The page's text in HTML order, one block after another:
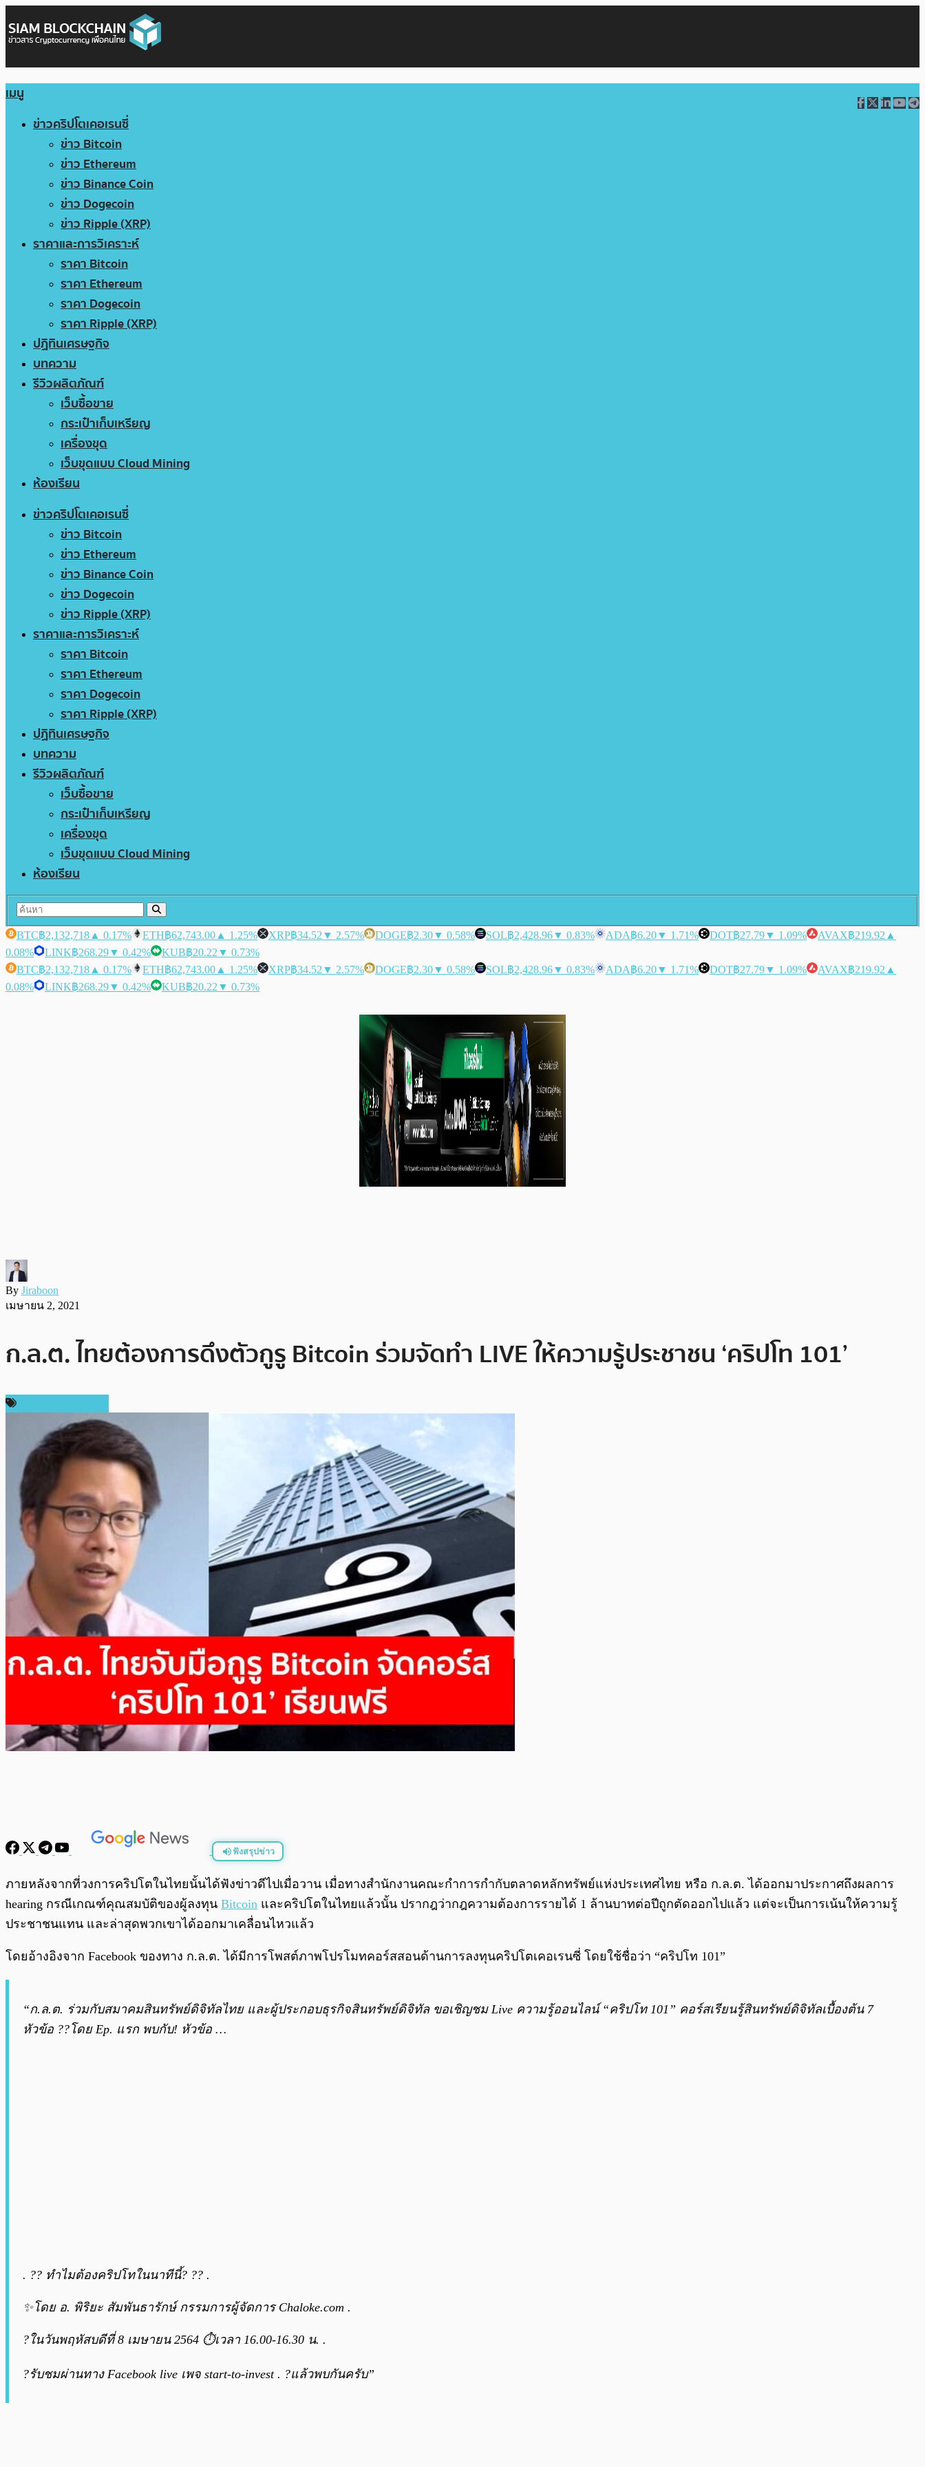
เมนู
ข่าวคริปโตเคอเรนซี่
ข่าว Bitcoin
ข่าว Ethereum
ข่าว Binance Coin
ข่าว Dogecoin
ข่าว Ripple (XRP)
ราคาและการวิเคราะห์
ราคา Bitcoin
ราคา Ethereum
ราคา Dogecoin
ราคา Ripple (XRP)
ปฏิทินเศรษฐกิจ
บทความ
รีวิวผลิตภัณฑ์
เว็บซื้อขาย
กระเป๋าเก็บเหรียญ
เครื่องขุด
เว็บขุดแบบ Cloud Mining
ห้องเรียน
ข่าวคริปโตเคอเรนซี่
ข่าว Bitcoin
ข่าว Ethereum
ข่าว Binance Coin
ข่าว Dogecoin
ข่าว Ripple (XRP)
ราคาและการวิเคราะห์
ราคา Bitcoin
ราคา Ethereum
ราคา Dogecoin
ราคา Ripple (XRP)
ปฏิทินเศรษฐกิจ
บทความ
รีวิวผลิตภัณฑ์
เว็บซื้อขาย
กระเป๋าเก็บเหรียญ
เครื่องขุด
เว็บขุดแบบ Cloud Mining
ห้องเรียน
BTC฿2,132,718 ▲ 0.17% ETH฿62,743.00 ▲ 1.25% XRP฿34.52 ▼ 2.57% DOGE฿2.30▼ 0.58% SOL฿2,428.96▼ 0.83% ADA฿6.20▼ 1.71% DOT฿27.79▼ 1.09% AVAX฿219.92 ▲
0.08%
LINK฿268.29▼ 0.42% KUB฿20.22 ▼ 0.73%
BTC฿2,132,718 ▲ 0.17% ETH฿62,743.00 ▲ 1.25% XRP฿34.52 ▼ 2.57% DOGE฿2.30▼ 0.58% SOL฿2,428.96▼ 0.83% ADA฿6.20▼ 1.71% DOT฿27.79▼ 1.09% AVAX฿219.92 ▲
0.08%
LINK฿268.29▼ 0.42% KUB฿20.22 ▼ 0.73%
By Jiraboon
เมษายน 2, 2021
ก.ล.ต. ไทยต้องการดึงตัวกูรู Bitcoin ร่วมจัดทำ LIVE ให้ความรู้ประชาชน ‘คริปโท 101’
ฟังสรุปข่าว
พร้อมเล่น /
ภายหลังจากที่วงการคริปโตในไทยนั้นได้ฟังข่าวดีไปเมื่อวาน เมื่อทางสำนักงานคณะกำการกำกับตลาดหลักทรัพย์แห่งประเทศไทย หรือ ก.ล.ต. ได้ออกมาประกาศถึงผลการ
hearing กรณีเกณฑ์คุณสมบัติของผู้ลงทุน Bitcoin และคริปโตในไทยแล้วนั้น ปรากฎว่ากฎความต้องการรายได้ 1 ล้านบาทต่อปีถูกตัดออกไปแล้ว แต่จะเป็นการเน้นให้ความรู้
ประชาชนแทน และล่าสุดพวกเขาได้ออกมาเคลื่อนไหวแล้ว
โดยอ้างอิงจาก Facebook ของทาง ก.ล.ต. ได้มีการโพสต์ภาพโปรโมทคอร์สสอนด้านการลงทุนคริปโตเคอเรนซี่ โดยใช้ชื่อว่า “คริปโท 101”
“ก.ล.ต. ร่วมกับสมาคมสินทรัพย์ดิจิทัลไทย และผู้ประกอบธุรกิจสินทรัพย์ดิจิทัล ขอเชิญชม Live ความรู้ออนไลน์ “คริปโท 101” คอร์สเรียนรู้สินทรัพย์ดิจิทัลเบื้องต้น 7
หัวข้อ ??โดย Ep. แรก พบกับ! หัวข้อ …
. ?? ทำไมต้องคริปโทในนาทีนี้? ?? .
✨โดย อ. พิริยะ สัมพันธารักษ์ กรรมการผู้จัดการ Chaloke.com .
?ในวันพฤหัสบดีที่ 8 เมษายน 2564 ⏱เวลา 16.00-16.30 น. .
?รับชมผ่านทาง Facebook live เพจ start-to-invest . ?แล้วพบกันครับ”